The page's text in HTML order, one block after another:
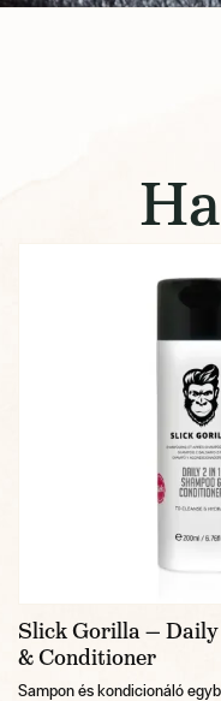
Slick Gorilla —
& Conditioner
Sampon és kondicionáló